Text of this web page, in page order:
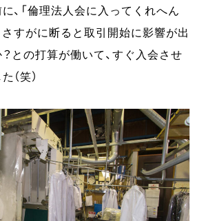
、「倫理法人会に入ってくれへん
さすがに断ると取引開始に影響が出
との打算が働いて、すぐ入会させ
（笑）